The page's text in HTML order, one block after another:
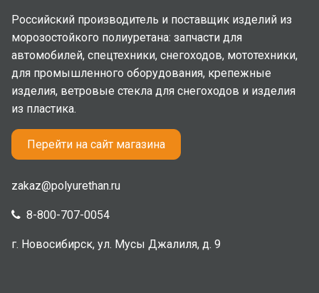
Российский производитель и поставщик изделий из
морозостойкого полиуретана: запчасти для
автомобилей, спецтехники, снегоходов, мототехники,
для промышленного оборудования, крепежные
изделия, ветровые стекла для снегоходов и изделия
из пластика.
Перейти на сайт магазина
zakaz@polyurethan.ru
8-800-707-0054
г. Новосибирск, ул. Мусы Джалиля, д. 9